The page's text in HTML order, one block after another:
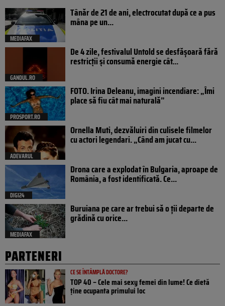
MEDIAFAX
Tânăr de 21 de ani, electrocutat după ce a pus
mâna pe un...
GANDUL.RO
De 4 zile, festivalul Untold se desfășoară fără
restricții și consumă energie cât...
PROSPORT.RO
FOTO. Irina Deleanu, imagini incendiare: „Îmi
place să fiu cât mai naturală”
ADEVARUL
Ornella Muti, dezvăluiri din culisele filmelor
cu actori legendari. „Când am jucat cu...
DIGI24
Drona care a explodat în Bulgaria, aproape de
România, a fost identificată. Ce...
MEDIAFAX
Buruiana pe care ar trebui să o ții departe de
grădină cu orice...
PARTENERI
CE SE ÎNTÂMPLĂ DOCTORE?
TOP 40 – Cele mai sexy femei din lume! Ce dietă
ține ocupanta primului loc